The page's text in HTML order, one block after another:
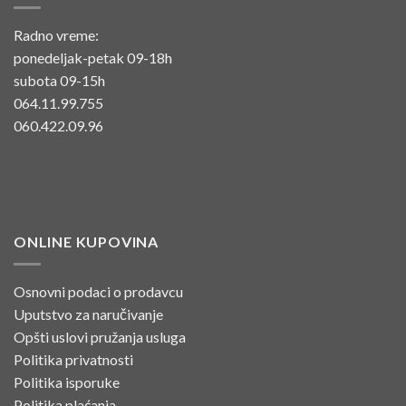
Radno vreme:
ponedeljak-petak 09-18h
subota 09-15h
064.11.99.755
060.422.09.96
ONLINE KUPOVINA
Osnovni podaci o prodavcu
Uputstvo za naručivanje
Opšti uslovi pružanja usluga
Politika privatnosti
Politika isporuke